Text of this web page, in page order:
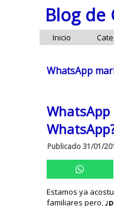
Blog de
Inicio
WhatsApp
Publicado31/01/
Estamos ya
familiares pero,